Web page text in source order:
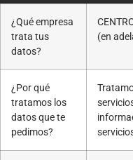
¿Qué empresa
trata tus
datos?
(en
¿Por qué
tratamos los
datos que te
pedimos?